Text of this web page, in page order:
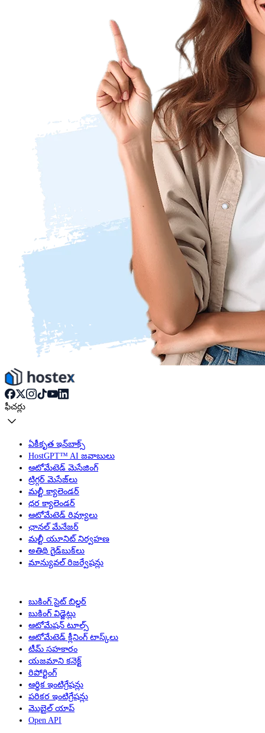
ఫీచర్లు
ఏకీకృత ఇన్‌బాక్స్
HostGPT™ AI జవాబులు
ఆటోమేటెడ్ మెసేజింగ్
ట్రిగ్గర్ మెసేజ్‌లు
మల్టీ క్యాలెండర్
ధర క్యాలెండర్
ఆటోమేటెడ్ రివ్యూలు
ఛానల్ మేనేజర్
మల్టీ యూనిట్ నిర్వహణ
అతిథి గైడ్‌బుక్‌లు
మాన్యువల్ రిజర్వేషన్లు
బుకింగ్ సైట్ బిల్డర్
బుకింగ్ విడ్జెట్లు
ఆటోమేషన్ టూల్స్
ఆటోమేటెడ్ క్లీనింగ్ టాస్క్‌లు
టీమ్ సహకారం
యజమాని కనెక్ట్
రిపోర్టింగ్
ఆర్థిక ఇంటిగ్రేషన్లు
పరికర ఇంటిగ్రేషన్లు
మొబైల్ యాప్
Open API